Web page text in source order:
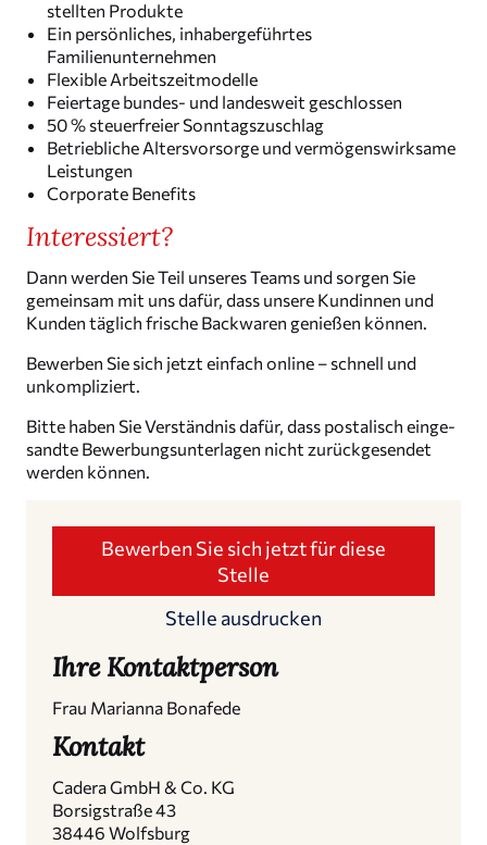
stellten Produkte
Ein persön­li­ches, inhaber­ge­führtes
Familienunternehmen
Flexible Arbeits­zeit­mo­delle
Feiertage bundes- und landes­weit geschlossen
50 % steuer­freier Sonntagszuschlag
Betrieb­liche Alters­vor­sorge und vermö­gens­wirk­same
Leistungen
Corporate Benefits
Inter­es­siert?
Dann werden Sie Teil unseres Teams und sorgen Sie
gemeinsam mit uns dafür, dass unsere Kundinnen und
Kunden täglich frische Backwaren genießen können.
Bewerben Sie sich jetzt einfach online – schnell und
unkompliziert.
Bitte haben Sie Verständnis dafür, dass posta­lisch einge­
sandte Bewer­bungs­un­ter­lagen nicht zurück­ge­sendet
werden können.
Bewerben Sie sich jetzt für diese
Stelle
Stelle ausdru­cken
Ihre Kontakt­person
Frau Marianna Bonafede
Kontakt
Cadera GmbH & Co. KG
Borsig­straße 43
38446 Wolfsburg